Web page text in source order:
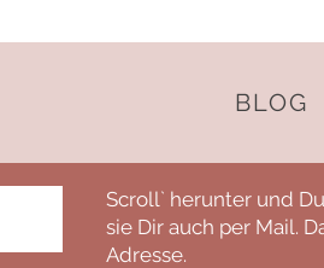
BLOG
Scroll` herunter und
sie Dir auch per Mail.
Adresse.